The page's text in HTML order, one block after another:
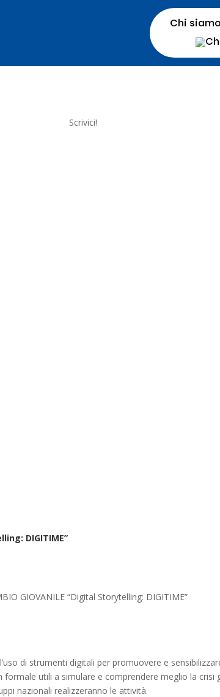
Chi siamo
Scrivici!
DIGITIME”
GIOVANILE “Digital Storytelling: DIGITIME”
di strumenti digitali per promuovere e
utili a simulare e comprendere meglio la
nazionali realizzeranno le attività.